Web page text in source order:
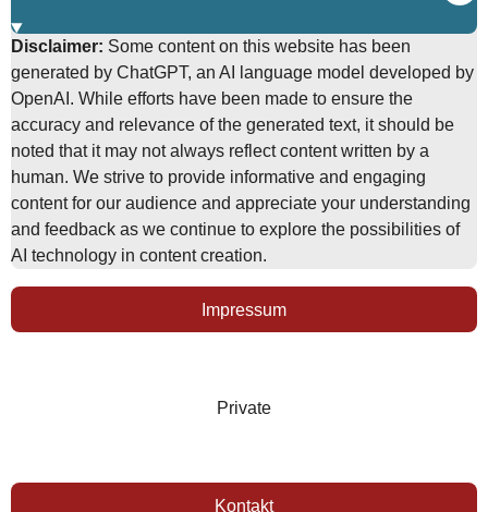
Disclaimer: Some content on this website has been
generated by ChatGPT, an AI language model developed by
OpenAI. While efforts have been made to ensure the
accuracy and relevance of the generated text, it should be
noted that it may not always reflect content written by a
human. We strive to provide informative and engaging
content for our audience and appreciate your understanding
and feedback as we continue to explore the possibilities of
AI technology in content creation.
Impressum
Private
Kontakt